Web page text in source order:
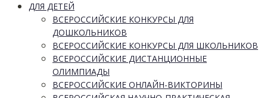
ДЛЯ ДЕТЕЙ
ВСЕРОССИЙСКИЕ КОНКУРСЫ ДЛЯ
ДОШКОЛЬНИКОВ
ВСЕРОССИЙСКИЕ КОНКУРСЫ ДЛЯ ШКОЛЬНИКОВ
ВСЕРОССИЙСКИЕ ДИСТАНЦИОННЫЕ
ОЛИМПИАДЫ
ВСЕРОССИЙСКИЕ ОНЛАЙН-ВИКТОРИНЫ